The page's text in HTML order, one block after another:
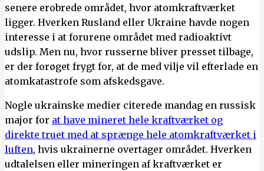
senere erobrede området, hvor atomkraftværket
ligger. Hverken Rusland eller Ukraine havde nogen
interesse i at forurene området med radioaktivt
udslip. Men nu, hvor russerne bliver presset tilbage,
er der forøget frygt for, at de med vilje vil efterlade en
atomkatastrofe som afskedsgave.
Nogle ukrainske medier citerede mandag en russisk
major for at have mineret hele kraftværket og
direkte truet med at sprænge hele atomkraftværket i
luften, hvis ukrainerne overtager området. Hverken
udtalelsen eller mineringen af kraftværket er